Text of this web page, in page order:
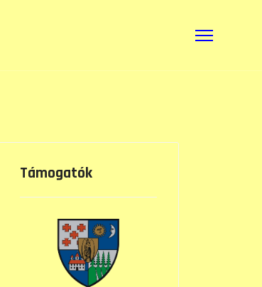
Támogatók